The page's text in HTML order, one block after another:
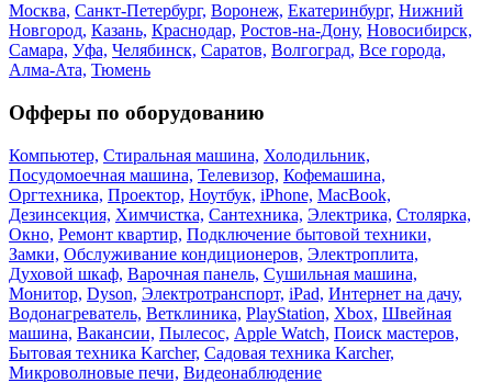
Москва, Санкт-Петербург, Воронеж, Екатеринбург, Нижний
Новгород, Казань, Краснодар, Ростов-на-Дону, Новосибирск,
Самара, Уфа, Челябинск, Саратов, Волгоград, Все города,
Алма-Ата, Тюмень
Офферы по оборудованию
Компьютер, Стиральная машина, Холодильник,
Посудомоечная машина, Телевизор, Кофемашина,
Оргтехника, Проектор, Ноутбук, iPhone, MacBook,
Дезинсекция, Химчистка, Сантехника, Электрика, Столярка,
Окно, Ремонт квартир, Подключение бытовой техники,
Замки, Обслуживание кондиционеров, Электроплита,
Духовой шкаф, Варочная панель, Сушильная машина,
Монитор, Dyson, Электротранспорт, iPad, Интернет на дачу,
Водонагреватель, Ветклиника, PlayStation, Xbox, Швейная
машина, Вакансии, Пылесос, Apple Watch, Поиск мастеров,
Бытовая техника Karcher, Садовая техника Karcher,
Микроволновые печи, Видеонаблюдение